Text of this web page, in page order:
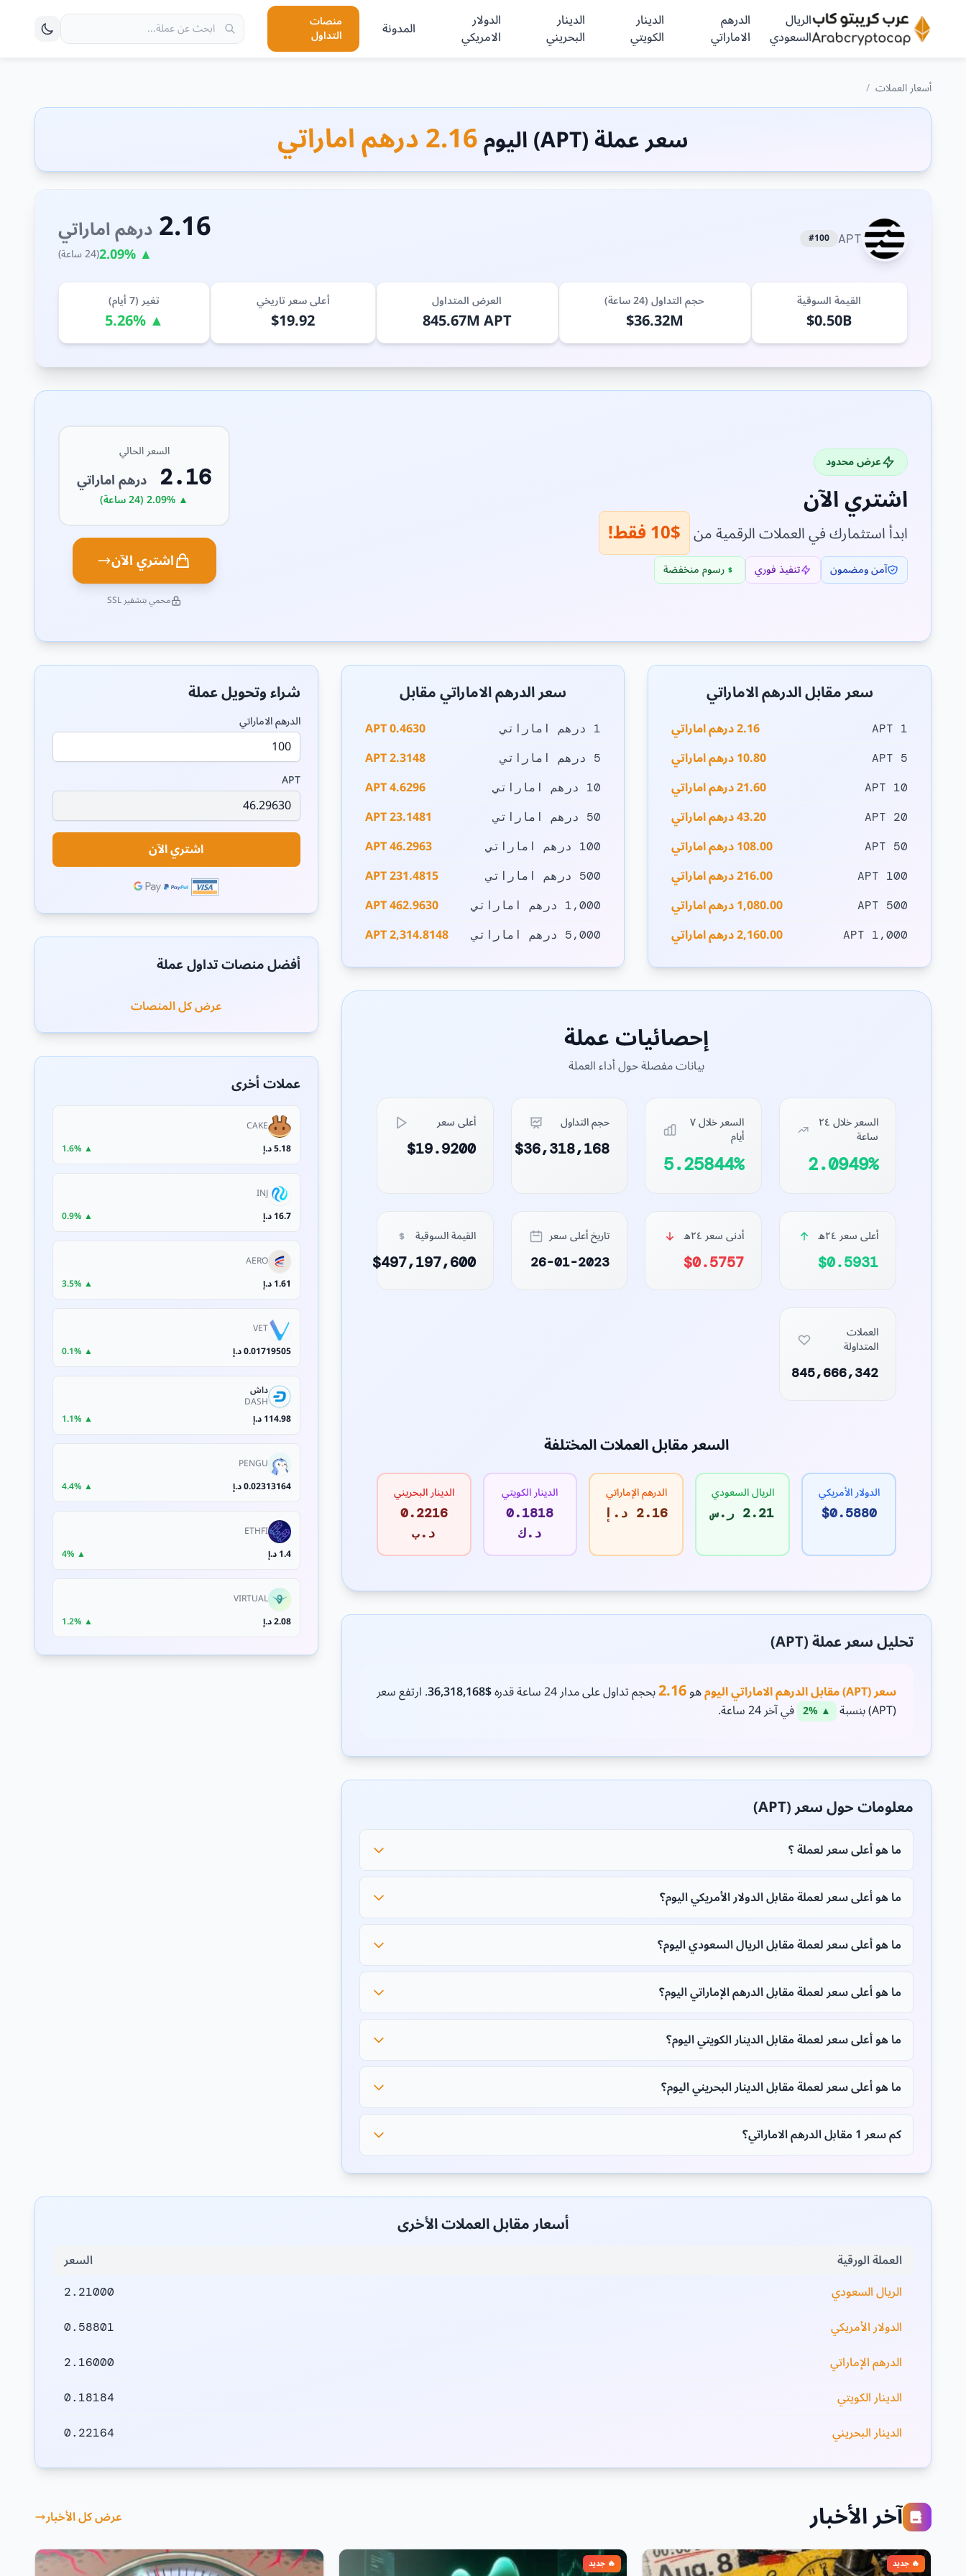
الريال
السعودي
الدرهم
الاماراتي
الدينار
الكويتي
الدينار
البحريني
الدولار
الامريكي المدونة منصات
التداول
أسعار العملات /
سعر عملة (APT) اليوم 2.16 درهم اماراتي
APT
#100
2.16درهم اماراتي
▲ 2.09% (24 ساعة)
القيمة السوقية
$0.50B
حجم التداول (24 ساعة)
$36.32M
العرض المتداول
845.67M APT
أعلى سعر تاريخي
$19.92
تغير (7 أيام)
▲ 5.26%
عرض محدود
اشتري الآن
ابدأ استثمارك في العملات الرقمية من $10 فقط!
آمن ومضمون تنفيذ فوري رسوم منخفضة
السعر الحالي
2.16 درهم اماراتي
▲ 2.09% (24 ساعة)
اشتري الآن
محمي بتشفير SSL
سعر مقابل الدرهم الاماراتي
1 APT 2.16 درهم اماراتي
5 APT 10.80 درهم اماراتي
10 APT 21.60 درهم اماراتي
20 APT 43.20 درهم اماراتي
50 APT 108.00 درهم اماراتي
100 APT 216.00 درهم اماراتي
500 APT 1,080.00 درهم اماراتي
1,000 APT 2,160.00 درهم اماراتي
سعر الدرهم الاماراتي مقابل
1 درهم اماراتي 0.4630 APT
5 درهم اماراتي 2.3148 APT
10 درهم اماراتي 4.6296 APT
50 درهم اماراتي 23.1481 APT
100 درهم اماراتي 46.2963 APT
500 درهم اماراتي 231.4815 APT
1,000 درهم اماراتي 462.9630 APT
5,000 درهم اماراتي 2,314.8148 APT
إحصائيات عملة
بيانات مفصلة حول أداء العملة
السعر خلال ٢٤
ساعة
2.0949%
السعر خلال ٧
أيام
5.25844%
حجم التداول
$36,318,168
أعلى سعر
$19.9200
أعلى سعر ٢٤ه
$0.5931
أدنى سعر ٢٤ه
$0.5757
تاريخ أعلى سعر
26-01-2023
القيمة السوقية
$497,197,600
العملات
المتداولة
845,666,342
السعر مقابل العملات المختلفة
الدولار الأمريكي
$0.5880
الريال السعودي
2.21 ر.س
الدرهم الإماراتي
2.16 د.إ
الدينار الكويتي
0.1818
د.ك
الدينار البحريني
0.2216
د.ب
تحليل سعر عملة (APT)
سعر (APT) مقابل الدرهم الاماراتي اليوم هو2.16بحجم تداول على مدار 24 ساعة قدره $36,318,168 . ارتفع سعر
(APT) بنسبة ▲ 2% في آخر 24 ساعة.
معلومات حول سعر (APT)
ما هو أعلى سعر لعملة ؟
ما هو أعلى سعر لعملة مقابل الدولار الأمريكي اليوم؟
ما هو أعلى سعر لعملة مقابل الريال السعودي اليوم؟
ما هو أعلى سعر لعملة مقابل الدرهم الإماراتي اليوم؟
ما هو أعلى سعر لعملة مقابل الدينار الكويتي اليوم؟
ما هو أعلى سعر لعملة مقابل الدينار البحريني اليوم؟
كم سعر 1 مقابل الدرهم الاماراتي؟
شراء وتحويل عملة
الدرهم الاماراتي
APT
اشتري الآن
أفضل منصات تداول عملة
عرض كل المنصات
عملات أخرى
CAKE
5.18 د.إ
▲ 1.6%
INJ
16.7 د.إ
▲ 0.9%
AERO
1.61 د.إ
▲ 3.5%
VET
0.01719505 د.إ
▲ 0.1%
داش
DASH
114.98 د.إ
▲ 1.1%
PENGU
0.02313164 د.إ
▲ 4.4%
ETHFI
1.4 د.إ
▲ 4%
VIRTUAL
2.08 د.إ
▲ 1.2%
أسعار مقابل العملات الأخرى
العملة الورقية
السعر
الريال السعودي
2.21000
الدولار الأمريكي 0.58801
الدرهم الإماراتي 2.16000
الدينار الكويتي 0.18184
الدينار البحريني 0.22164
آخر الأخبار عرض كل الأخبار